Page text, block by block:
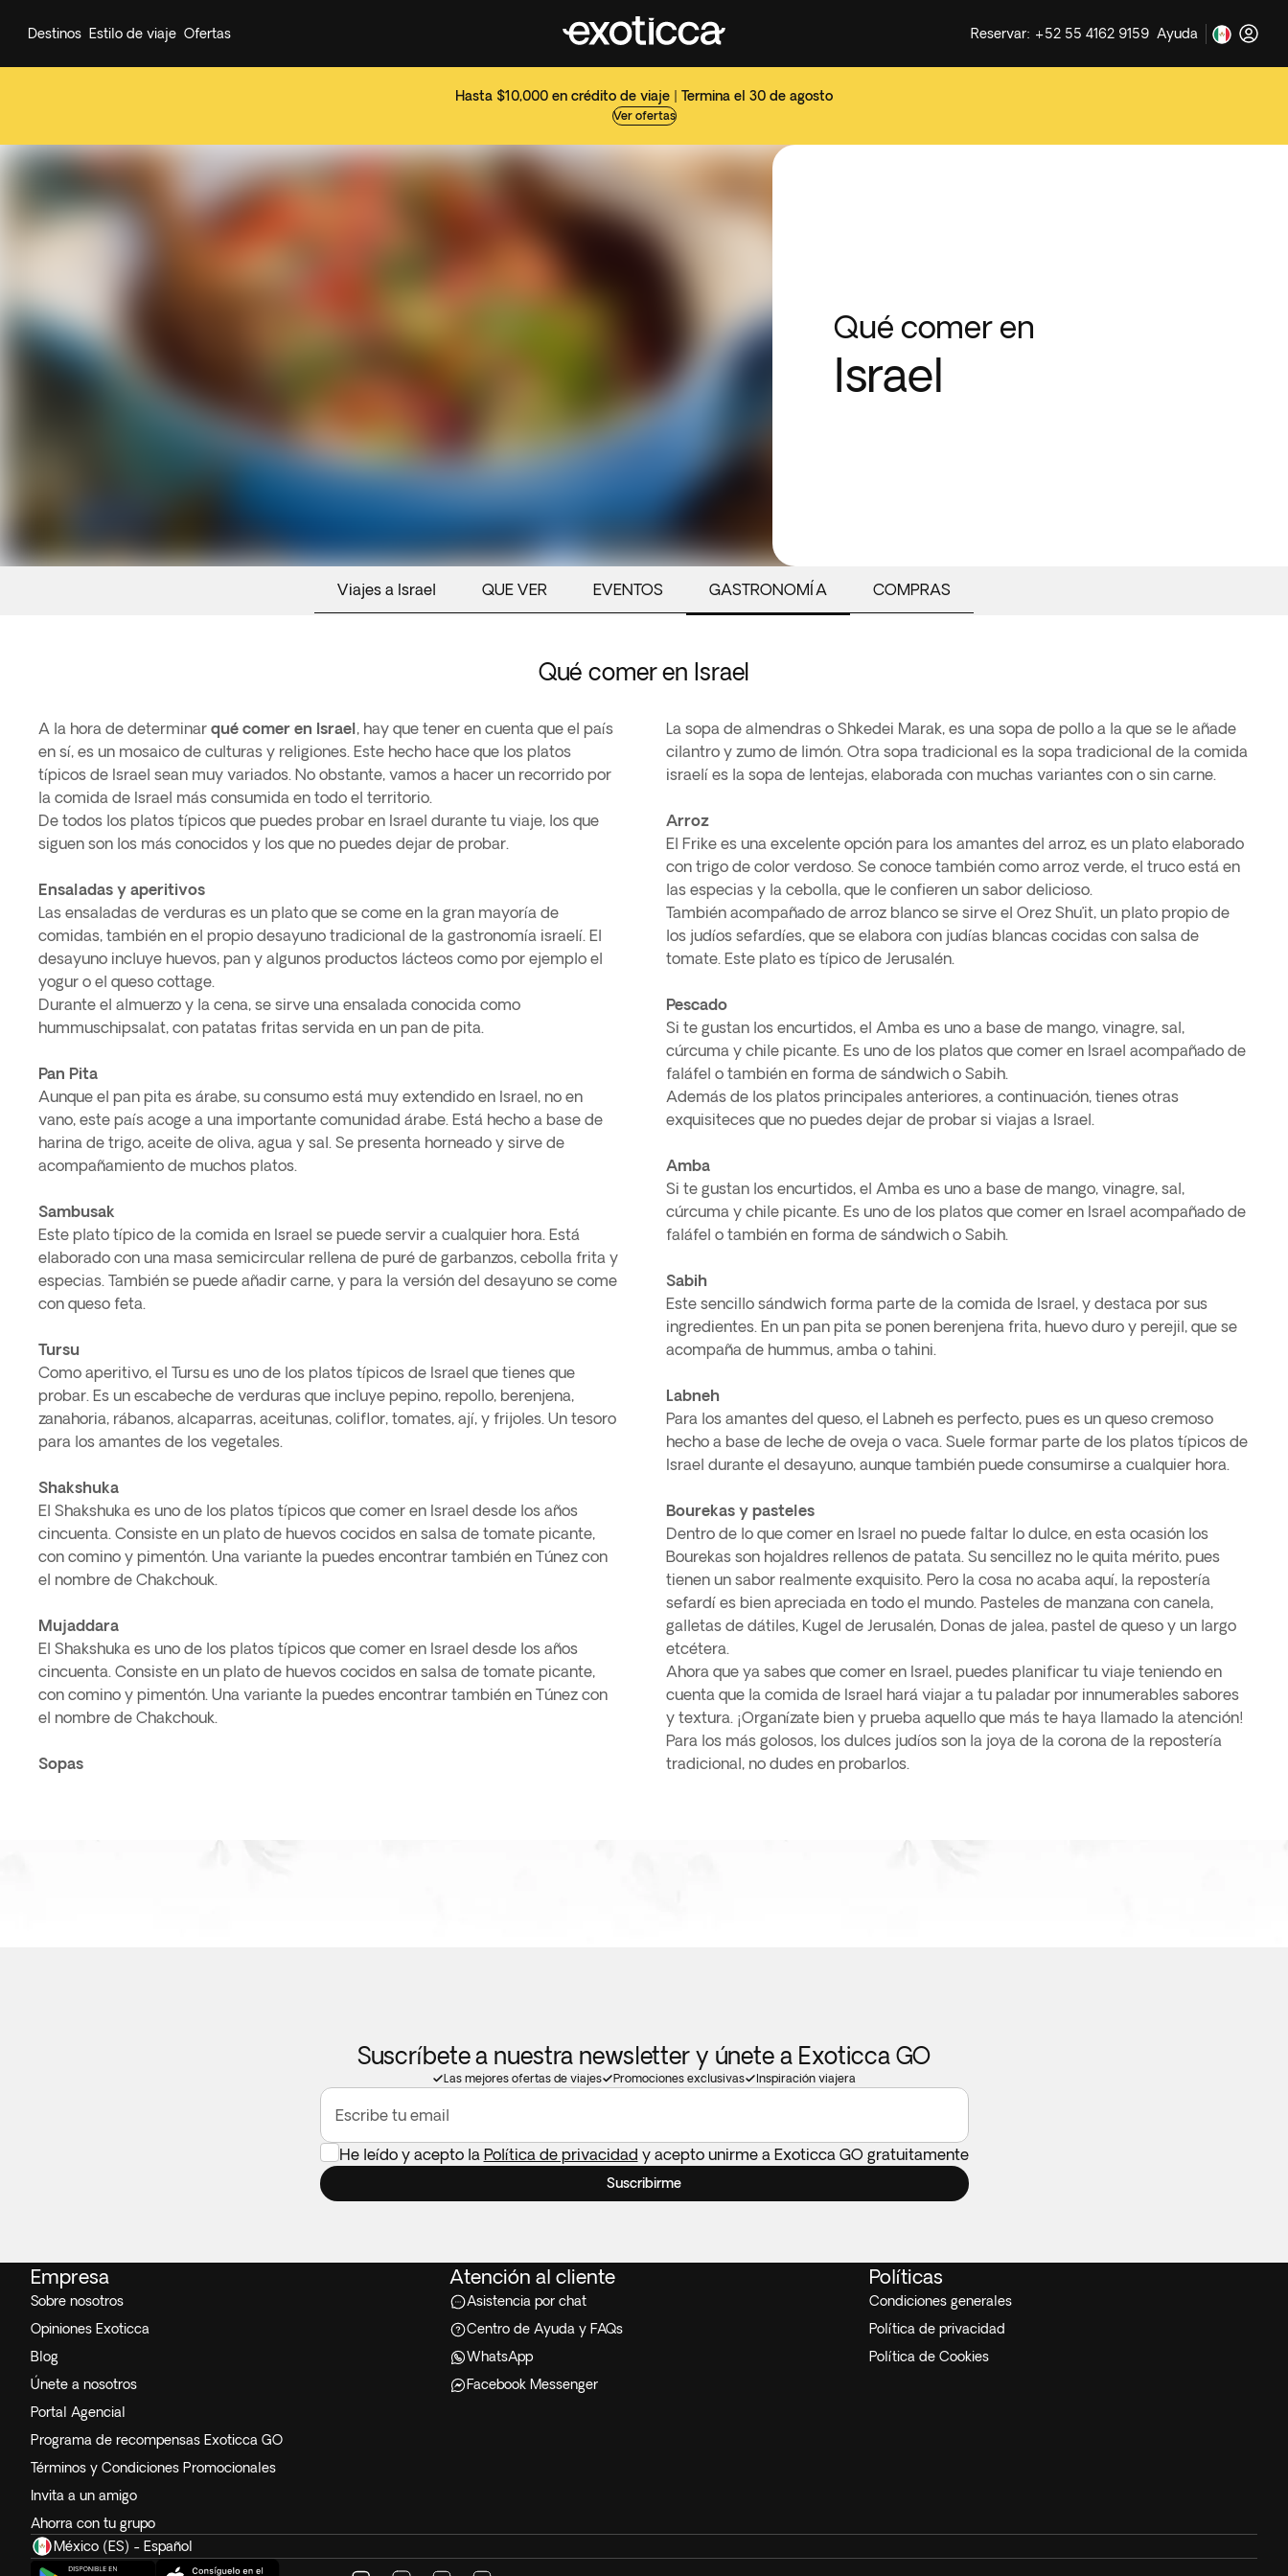
Hasta $10,000 en crédito de viaje | Termina el 30 de agosto
Ver ofertas
Destinos Estilo de viaje Ofertas Reservar: +52 55 4162 9159 Ayuda
Qué comer en
Israel
Viajes a Israel QUE VER EVENTOS GASTRONOMÍA COMPRAS
Qué comer en Israel
A la hora de determinar qué comer en Israel, hay que tener en cuenta que el país
en sí, es un mosaico de culturas y religiones. Este hecho hace que los platos
típicos de Israel sean muy variados. No obstante, vamos a hacer un recorrido por
la comida de Israel más consumida en todo el territorio.
De todos los platos típicos que puedes probar en Israel durante tu viaje, los que
siguen son los más conocidos y los que no puedes dejar de probar.
Ensaladas y aperitivos
Las ensaladas de verduras es un plato que se come en la gran mayoría de
comidas, también en el propio desayuno tradicional de la gastronomía israelí. El
desayuno incluye huevos, pan y algunos productos lácteos como por ejemplo el
yogur o el queso cottage.
Durante el almuerzo y la cena, se sirve una ensalada conocida como
hummuschipsalat, con patatas fritas servida en un pan de pita.
Pan Pita
Aunque el pan pita es árabe, su consumo está muy extendido en Israel, no en
vano, este país acoge a una importante comunidad árabe. Está hecho a base de
harina de trigo, aceite de oliva, agua y sal. Se presenta horneado y sirve de
acompañamiento de muchos platos.
Sambusak
Este plato típico de la comida en Israel se puede servir a cualquier hora. Está
elaborado con una masa semicircular rellena de puré de garbanzos, cebolla frita y
especias. También se puede añadir carne, y para la versión del desayuno se come
con queso feta.
Tursu
Como aperitivo, el Tursu es uno de los platos típicos de Israel que tienes que
probar. Es un escabeche de verduras que incluye pepino, repollo, berenjena,
zanahoria, rábanos, alcaparras, aceitunas, coliflor, tomates, ají, y frijoles. Un tesoro
para los amantes de los vegetales.
Shakshuka
El Shakshuka es uno de los platos típicos que comer en Israel desde los años
cincuenta. Consiste en un plato de huevos cocidos en salsa de tomate picante,
con comino y pimentón. Una variante la puedes encontrar también en Túnez con
el nombre de Chakchouk.
Mujaddara
El Shakshuka es uno de los platos típicos que comer en Israel desde los años
cincuenta. Consiste en un plato de huevos cocidos en salsa de tomate picante,
con comino y pimentón. Una variante la puedes encontrar también en Túnez con
el nombre de Chakchouk.
Sopas
La sopa de almendras o Shkedei Marak, es una sopa de pollo a la que se le añade
cilantro y zumo de limón. Otra sopa tradicional es la sopa tradicional de la comida
israelí es la sopa de lentejas, elaborada con muchas variantes con o sin carne.
Arroz
El Frike es una excelente opción para los amantes del arroz, es un plato elaborado
con trigo de color verdoso. Se conoce también como arroz verde, el truco está en
las especias y la cebolla, que le confieren un sabor delicioso.
También acompañado de arroz blanco se sirve el Orez Shu’it, un plato propio de
los judíos sefardíes, que se elabora con judías blancas cocidas con salsa de
tomate. Este plato es típico de Jerusalén.
Pescado
Si te gustan los encurtidos, el Amba es uno a base de mango, vinagre, sal,
cúrcuma y chile picante. Es uno de los platos que comer en Israel acompañado de
faláfel o también en forma de sándwich o Sabih.
Además de los platos principales anteriores, a continuación, tienes otras
exquisiteces que no puedes dejar de probar si viajas a Israel.
Amba
Si te gustan los encurtidos, el Amba es uno a base de mango, vinagre, sal,
cúrcuma y chile picante. Es uno de los platos que comer en Israel acompañado de
faláfel o también en forma de sándwich o Sabih.
Sabih
Este sencillo sándwich forma parte de la comida de Israel, y destaca por sus
ingredientes. En un pan pita se ponen berenjena frita, huevo duro y perejil, que se
acompaña de hummus, amba o tahini.
Labneh
Para los amantes del queso, el Labneh es perfecto, pues es un queso cremoso
hecho a base de leche de oveja o vaca. Suele formar parte de los platos típicos de
Israel durante el desayuno, aunque también puede consumirse a cualquier hora.
Bourekas y pasteles
Dentro de lo que comer en Israel no puede faltar lo dulce, en esta ocasión los
Bourekas son hojaldres rellenos de patata. Su sencillez no le quita mérito, pues
tienen un sabor realmente exquisito. Pero la cosa no acaba aquí, la repostería
sefardí es bien apreciada en todo el mundo. Pasteles de manzana con canela,
galletas de dátiles, Kugel de Jerusalén, Donas de jalea, pastel de queso y un largo
etcétera.
Ahora que ya sabes que comer en Israel, puedes planificar tu viaje teniendo en
cuenta que la comida de Israel hará viajar a tu paladar por innumerables sabores
y textura. ¡Organízate bien y prueba aquello que más te haya llamado la atención!
Para los más golosos, los dulces judíos son la joya de la corona de la repostería
tradicional, no dudes en probarlos.
Suscríbete a nuestra newsletter y únete a Exoticca GO
Las mejores ofertas de viajes Promociones exclusivas Inspiración viajera
Escribe tu email
He leído y acepto la Política de privacidad y acepto unirme a Exoticca GO gratuitamente
Suscribirme
Empresa
Sobre nosotros
Opiniones Exoticca
Blog
Únete a nosotros
Portal Agencial
Programa de recompensas Exoticca GO
Términos y Condiciones Promocionales
Invita a un amigo
Ahorra con tu grupo
Atención al cliente
Asistencia por chat
Centro de Ayuda y FAQs
WhatsApp
Facebook Messenger
Políticas
Condiciones generales
Política de privacidad
Política de Cookies
México (ES) - Español